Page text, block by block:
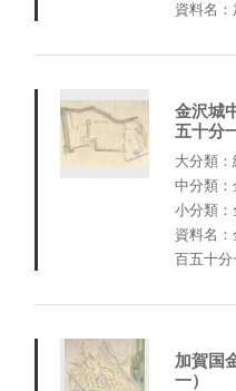
資料名
金沢城
五十分
大分類：
中分類
小分類：
資料名
百五十分
加賀国
一）